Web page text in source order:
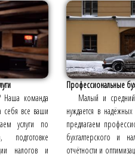
Наша команда
себя все ваши
услуги по
подготовке
налогов и
Профессиональные
Малый и средний
нуждается в
предлагаем
бухгалтерского и
отчётности и